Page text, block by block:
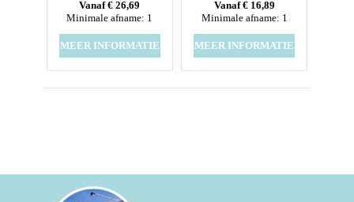
SNELLADEN MET PD
Vanaf € 26,69
Minimale afname: 1
MEER INFORMATIE
POWERBANK
Vanaf € 16,89
Minimale afname: 1
MEER INFORMATIE